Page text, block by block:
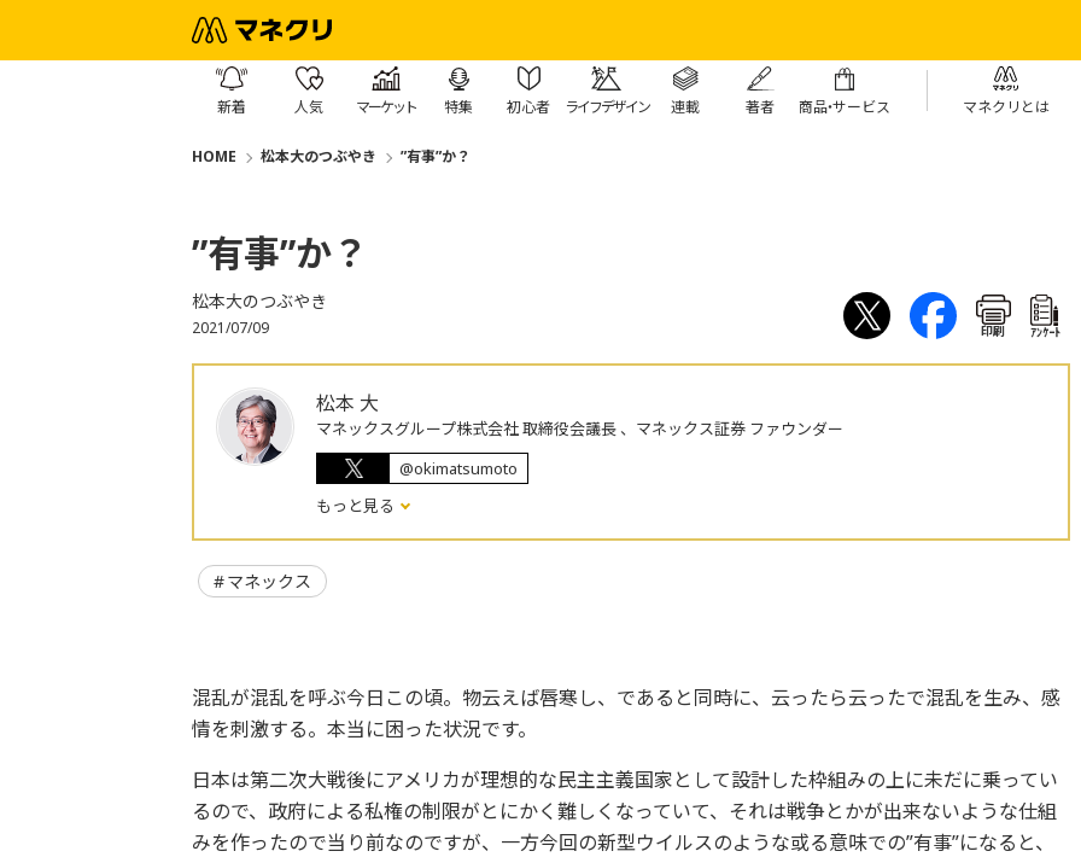
新着 人気 マーケット 特集 初心者 ライフデザイン 連載 著者 商品・サービス マネクリとは
HOME 松本大のつぶやき ”有事”か？
”有事”か？
松本大のつぶやき
2021/07/09 印刷 ｱﾝｹｰﾄ
松本 大
マネックスグループ株式会社 取締役会議長 、マネックス証券 ファウンダー
@okimatsumoto
もっと見る
マネックス
混乱が混乱を呼ぶ今日この頃。物云えば唇寒し、であると同時に、云ったら云ったで混乱を生み、感
情を刺激する。本当に困った状況です。
日本は第二次大戦後にアメリカが理想的な民主主義国家として設計した枠組みの上に未だに乗ってい
るので、政府による私権の制限がとにかく難しくなっていて、それは戦争とかが出来ないような仕組
みを作ったので当り前なのですが、一方今回の新型ウイルスのような或る意味での”有事”になると、